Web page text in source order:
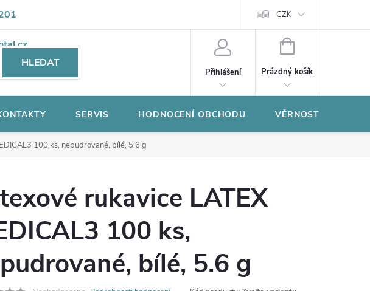
údajů CZK
HLEDAT
Přihlášení
NÁKUPNÍ
Prázdný košík
SERVIS HODNOCENÍ OBCHODU VĚRNOSTNÍ
100 ks, nepudrované, bílé, 5.6 g
rukavice LATEX
100 ks,
bílé, 5.6 g